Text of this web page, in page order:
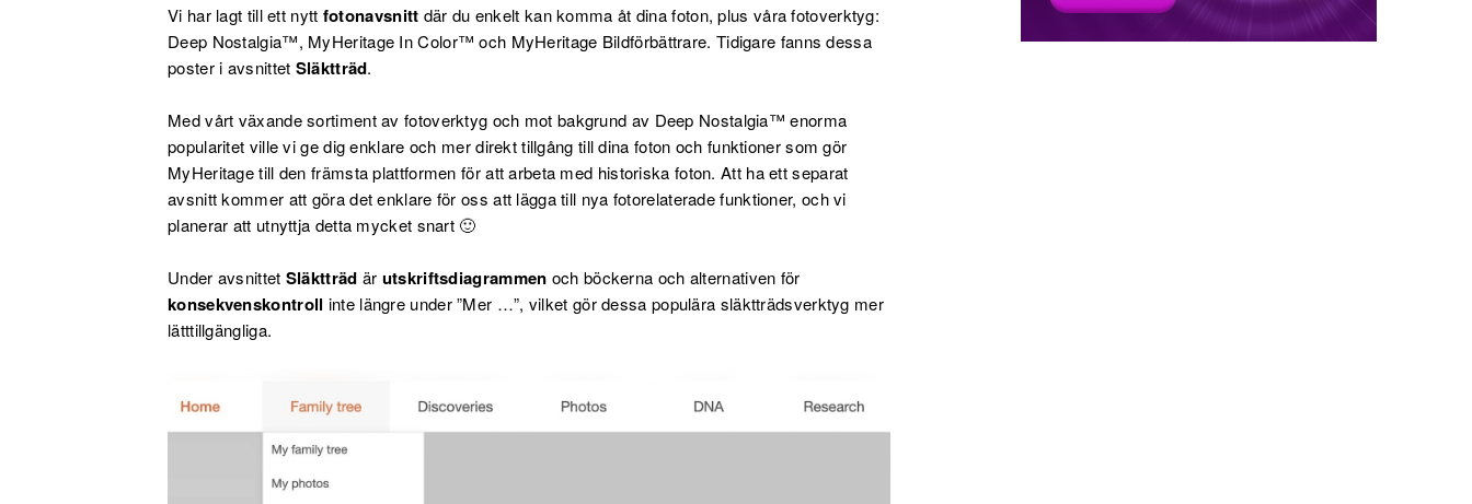
Vi har lagt till ett nytt fotonavsnitt där du enkelt kan komma åt dina foton, plus våra fotoverktyg:
Deep Nostalgia™, MyHeritage In Color™ och MyHeritage Bildförbättrare. Tidigare fanns dessa
poster i avsnittet Släktträd.
Med vårt växande sortiment av fotoverktyg och mot bakgrund av Deep Nostalgia™ enorma
popularitet ville vi ge dig enklare och mer direkt tillgång till dina foton och funktioner som gör
MyHeritage till den främsta plattformen för att arbeta med historiska foton. Att ha ett separat
avsnitt kommer att göra det enklare för oss att lägga till nya fotorelaterade funktioner, och vi
planerar att utnyttja detta mycket snart 🙂
Under avsnittet Släktträd är utskriftsdiagrammen och böckerna och alternativen för
konsekvenskontroll inte längre under ”Mer …”, vilket gör dessa populära släktträdsverktyg mer
lätttillgängliga.